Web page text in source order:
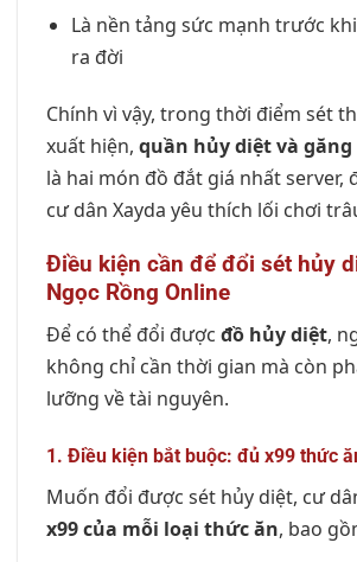
Là nền tảng sức mạnh trước
ra đời
Chính vì vậy, trong thời điểm sét
xuất hiện, quần hủy diệt và
là hai món đồ đắt giá nhất server,
cư dân Xayda yêu thích lối chơi
Điều kiện cần để đổi sét hủy
Ngọc Rồng Online
Để có thể đổi được đồ hủy diệt,
không chỉ cần thời gian mà còn
lưỡng về tài nguyên.
1. Điều kiện bắt buộc: đủ x99 thức
Muốn đổi được sét hủy diệt, cư
x99 của mỗi loại thức ăn, bao